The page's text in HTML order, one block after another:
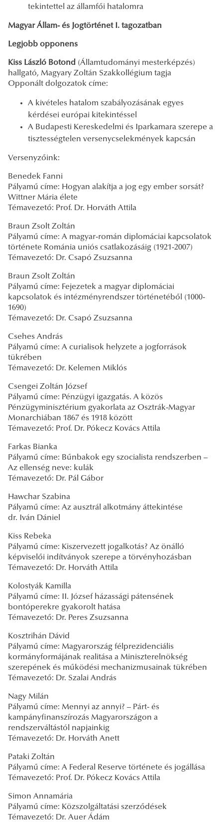
tekintettel az államfői hatalomra
Magyar Állam- és Jogtörténet I. tagozatban
Legjobb opponens
Kiss László Botond (Államtudományi mesterképzés)
hallgató, Magyary Zoltán Szakkollégium tagja
Opponált dolgozatok címe:
A kivételes hatalom szabályozásának egyes
kérdései európai kitekintéssel
A Budapesti Kereskedelmi és Iparkamara szerepe a
tisztességtelen versenycselekmények kapcsán
Versenyzőink:
Benedek Fanni
Pályamű címe: Hogyan alakítja a jog egy ember sorsát?
Wittner Mária élete
Témavezető: Prof. Dr. Horváth Attila
Braun Zsolt Zoltán
Pályamű címe: A magyar-román diplomáciai kapcsolatok
története Románia uniós csatlakozásáig (1921-2007)
Témavezető: Dr. Csapó Zsuzsanna
Braun Zsolt Zoltán
Pályamű címe: Fejezetek a magyar diplomáciai
kapcsolatok és intézményrendszer történetéből (1000-
1690)
Témavezető: Dr. Csapó Zsuzsanna
Csehes András
Pályamű címe: A curialisok helyzete a jogforrások
tükrében
Témavezető: Dr. Kelemen Miklós
Csengei Zoltán József
Pályamű címe: Pénzügyi igazgatás. A közös
Pénzügyminisztérium gyakorlata az Osztrák-Magyar
Monarchiában 1867 és 1918 között
Témavezető: Prof. Dr. Pókecz Kovács Attila
Farkas Bianka
Pályamű címe: Bűnbakok egy szocialista rendszerben –
Az ellenség neve: kulák
Témavezető: Dr. Pál Gábor
Hawchar Szabina
Pályamű címe: Az ausztrál alkotmány áttekintése
dr. Iván Dániel
Kiss Rebeka
Pályamű címe: Kiszervezett jogalkotás? Az önálló
képviselői indítványok szerepe a törvényhozásban
Témavezető: Dr. Horváth Attila
Kolostyák Kamilla
Pályamű címe: II. József házassági pátensének
bontóperekre gyakorolt hatása
Témavezető: Dr. Peres Zsuzsanna
Kosztrihán Dávid
Pályamű címe: Magyarország félprezidenciális
kormányformájának realitása a Miniszterelnökség
szerepének és működési mechanizmusainak tükrében
Témavezető: Dr. Szalai András
Nagy Milán
Pályamű címe: Mennyi az annyi? – Párt- és
kampányfinanszírozás Magyarországon a
rendszerváltástól napjainkig
Témavezető: Dr. Horváth Anett
Pataki Zoltán
Pályamű címe: A Federal Reserve története és jogállása
Témavezető: Prof. Dr. Pókecz Kovács Attila
Simon Annamária
Pályamű címe: Közszolgáltatási szerződések
Témavezető: Dr. Auer Ádám